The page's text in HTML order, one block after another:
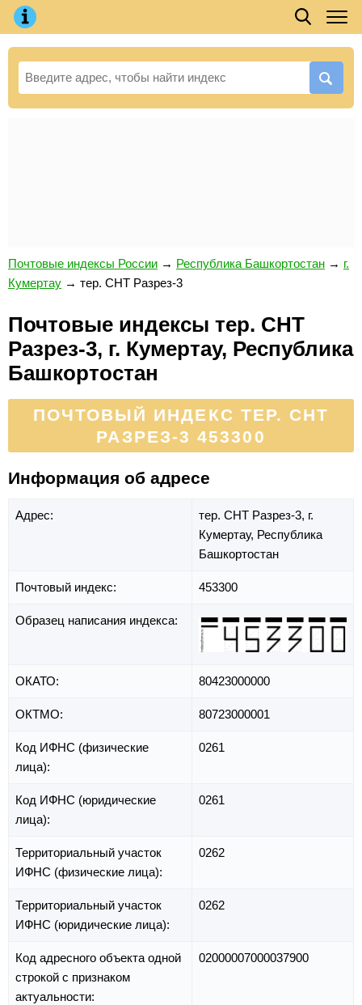
Почтовые индексы России → Республика Башкортостан → г.
Кумертау → тер. СНТ Разрез-3
Почтовые индексы тер. СНТ
Разрез-3, г. Кумертау, Республика
Башкортостан
ПОЧТОВЫЙ ИНДЕКС ТЕР. СНТ
РАЗРЕЗ-3 453300
Информация об адресе
Адрес: тер. СНТ Разрез-3, г.
Кумертау, Республика
Башкортостан
Почтовый индекс: 453300
Образец написания индекса:
ОКАТО: 80423000000
ОКТМО: 80723000001
Код ИФНС (физические
лица):
0261
Код ИФНС (юридические
лица):
0261
Территориальный участок
ИФНС (физические лица):
0262
Территориальный участок
ИФНС (юридические лица):
0262
Код адресного объекта одной
строкой с признаком
актуальности:
02000007000037900